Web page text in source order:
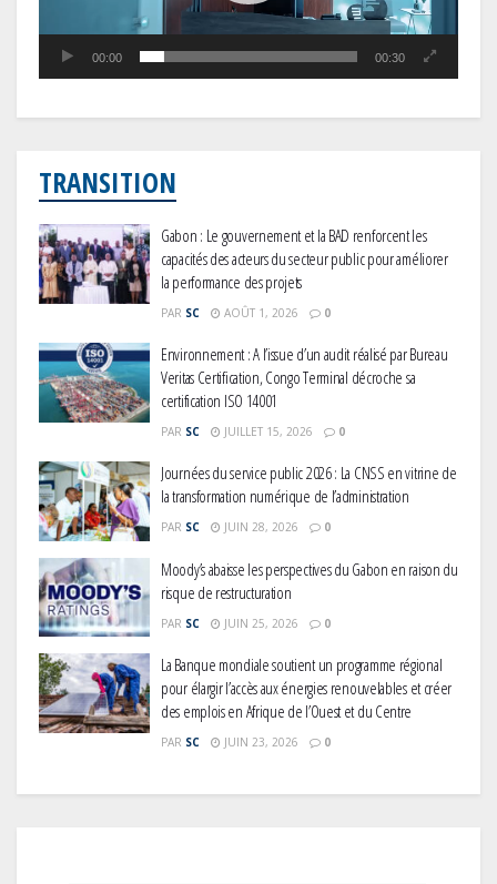
00:00 00:30
TRANSITION
Gabon : Le gouvernement et la BAD renforcent les
capacités des acteurs du secteur public pour améliorer
la performance des projets
PAR SC AOÛT 1, 2026 0
Environnement : A l’issue d’un audit réalisé par Bureau
Veritas Certification, Congo Terminal décroche sa
certification ISO 14001
PAR SC JUILLET 15, 2026 0
Journées du service public 2026 : La CNSS en vitrine de
la transformation numérique de l’administration
PAR SC JUIN 28, 2026 0
Moody’s abaisse les perspectives du Gabon en raison du
risque de restructuration
PAR SC JUIN 25, 2026 0
La Banque mondiale soutient un programme régional
pour élargir l’accès aux énergies renouvelables et créer
des emplois en Afrique de l’Ouest et du Centre
PAR SC JUIN 23, 2026 0